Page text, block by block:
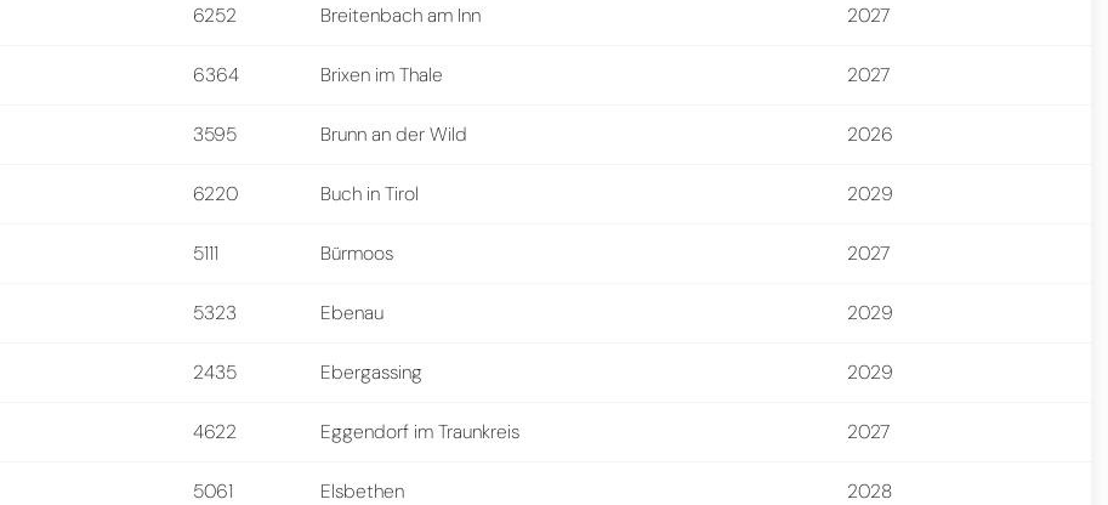
6252 Breitenbach am Inn 2027
6364 Brixen im Thale 2027
3595 Brunn an der Wild 2026
6220 Buch in Tirol 2029
5111 Bürmoos 2027
5323 Ebenau 2029
2435 Ebergassing 2029
4622 Eggendorf im Traunkreis 2027
5061 Elsbethen 2028